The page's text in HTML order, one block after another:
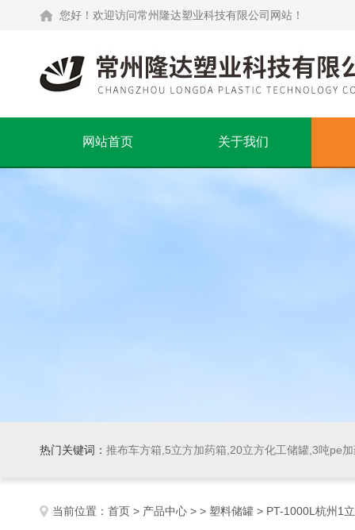
您好！欢迎访问常州隆达塑业科技有限公司网站！
网站首页 关于我们
热门关键词： 推布车方箱,5立方加药箱,20立方化工储罐,3吨pe
当前位置： 首页 > 产品中心 > > 塑料储罐 > PT-1000L杭州1